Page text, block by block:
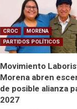
CROC
MORENA
PARTIDOS POLÍTICOS
Movimiento
Morena abren
de posible alianza
2027